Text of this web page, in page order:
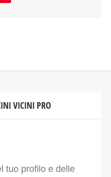
VICINI PRO
tuo profilo e delle